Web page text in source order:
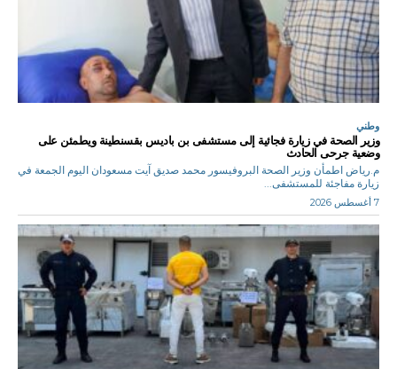
وطني
وزير الصحة في زيارة فجائية إلى مستشفى بن باديس بقسنطينة ويطمئن على
وضعية جرحى الحادث
م.رياض اطمأن وزير الصحة البروفيسور محمد صديق آيت مسعودان اليوم الجمعة في
زيارة مفاجئة للمستشفى...
7 أغسطس 2026